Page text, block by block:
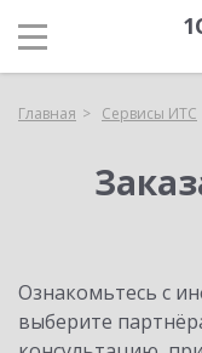
Главная Сервисы ИТС
Ознакомьтесь с
выберите